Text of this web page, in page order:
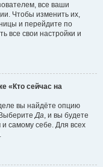
все ваши
Чтобы изменить их,
и перейдите по
все свои настройки и
«Кто сейчас на
вы найдёте опцию
Да, и вы будете
самому себе. Для всех